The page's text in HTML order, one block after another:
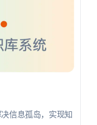
信息孤岛，实现知